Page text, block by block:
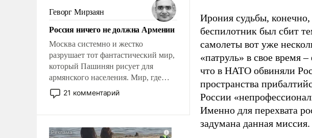
уязвимости США, например, перед
Китаем.
Геворг Мирзаян
Россия ничего не должна Армении
Москва системно и жестко
разрушает тот фантастический мир,
который Пашинян рисует для
армянского населения. Мир, где
политические прожекты будут
безусловно оплачиваться за счет
нужно отвечать.
21 комментарий
Ирония судьбы,
беспилотник был сбит
самолеты вот уже
«патруль» в свое время
что в НАТО обвиняли
пространства
России
Именно для перехвата
задумана данная